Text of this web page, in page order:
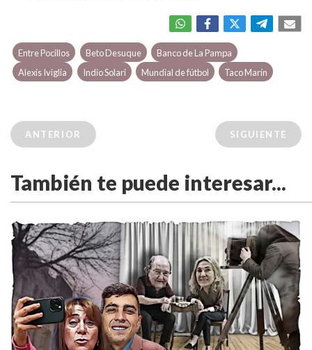
Entre Pocillos Beto Desuque
Banco de La Pampa
Alexis Iviglia
Indio Solari Mundial de fútbol Taco Marín
ANTERIOR SIGUIENTE
También te puede interesar...